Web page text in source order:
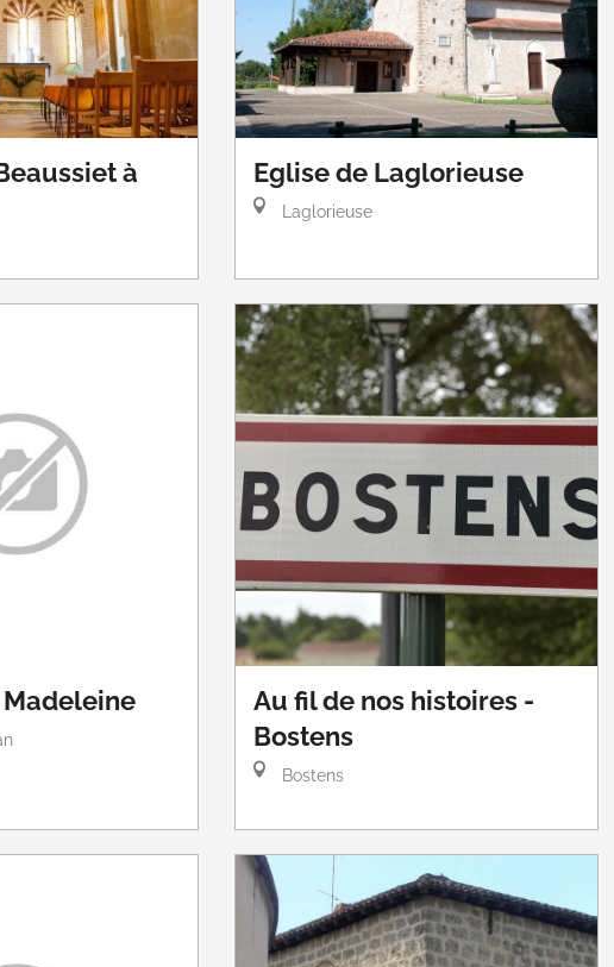
à
Eglise de Laglorieuse
Laglorieuse
Au fil de nos histoires -
Bostens
Bostens